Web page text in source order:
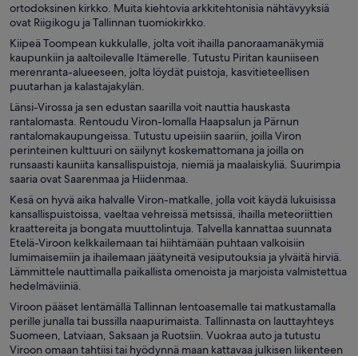
ortodoksinen kirkko. Muita kiehtovia arkkitehtonisia nähtävyyksiä
ovat Riigikogu ja Tallinnan tuomiokirkko.
Kiipeä Toompean kukkulalle, jolta voit ihailla panoraamanäkymiä
kaupunkiin ja aaltoilevalle Itämerelle. Tutustu Piritan kauniiseen
merenranta-alueeseen, jolta löydät puistoja, kasvitieteellisen
puutarhan ja kalastajakylän.
Länsi-Virossa ja sen edustan saarilla voit nauttia hauskasta
rantalomasta. Rentoudu Viron-lomalla Haapsalun ja Pärnun
rantalomakaupungeissa. Tutustu upeisiin saariin, joilla Viron
perinteinen kulttuuri on säilynyt koskemattomana ja joilla on
runsaasti kauniita kansallispuistoja, niemiä ja maalaiskyliä. Suurimpia
saaria ovat Saarenmaa ja Hiidenmaa.
Kesä on hyvä aika halvalle Viron-matkalle, jolla voit käydä lukuisissa
kansallispuistoissa, vaeltaa vehreissä metsissä, ihailla meteoriittien
kraattereita ja bongata muuttolintuja. Talvella kannattaa suunnata
Etelä-Viroon kelkkailemaan tai hiihtämään puhtaan valkoisiin
lumimaisemiin ja ihailemaan jäätyneitä vesiputouksia ja ylväitä hirviä.
Lämmittele nauttimalla paikallista omenoista ja marjoista valmistettua
hedelmäviiniä.
Viroon pääset lentämällä Tallinnan lentoasemalle tai matkustamalla
perille junalla tai bussilla naapurimaista. Tallinnasta on lauttayhteys
Suomeen, Latviaan, Saksaan ja Ruotsiin. Vuokraa auto ja tutustu
Viroon omaan tahtiisi tai hyödynnä maan kattavaa julkisen liikenteen